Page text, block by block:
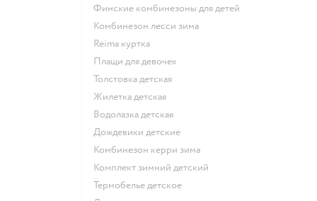
Финские комбинезоны для детей
Комбинезон лесси зима
Reima куртка
Плащи для девочек
Толстовка детская
Жилетка детская
Водолазка детская
Дождевики детские
Комбинезон керри зима
Комплект зимний детский
Термобелье детское